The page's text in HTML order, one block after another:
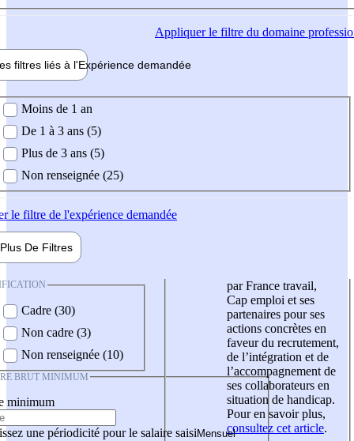
Appliquerle filtre du domaine
filtres liés à l'Expérience demandée
demandée
Moins de 1 an
De 1 à 3 ans (5)
Plus de 3 ans (5)
Non renseignée (25)
le filtre de l'expérience demandée
Plus De Filtres
Cadre (30)
Non cadre (3)
Non renseignée (10)
BRUT MINIMUM
minimum
une périodicité pour le salaire saisi
par France travail,
Cap emploi et ses
partenaires pour ses
actions concrètes en
faveur du recrutement,
de l’intégration et de
l’accompagnement de
ses collaborateurs en
situation de handicap.
Pour en savoir plus,
consultez cet article.